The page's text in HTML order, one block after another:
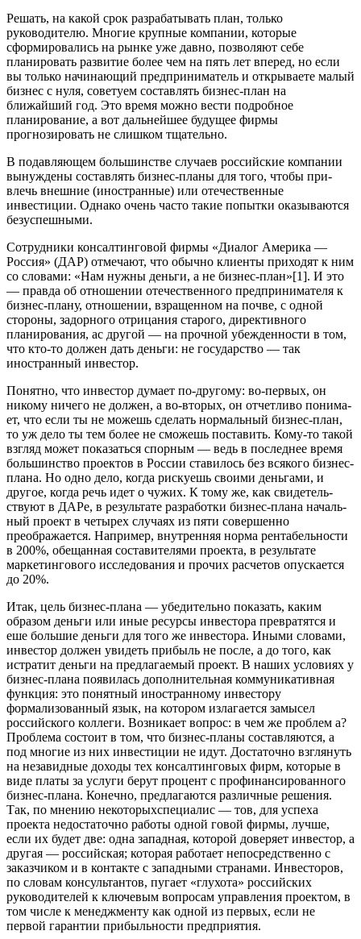
Решать, на какой срок разрабатывать план, только
руководителю. Многие крупные компании, которые
сформировались на рынке уже давно, позволяют себе
планировать развитие более чем на пять лет вперед, но если
вы только начинающий предприниматель и открываете малый
бизнес с нуля, советуем составлять бизнес-план на
ближайший год. Это время можно вести подробное
планирование, а вот дальнейшее будущее фирмы
прогнозировать не слишком тщательно.
В подавляющем большинстве случаев российские компа­нии
вынуждены составлять бизнес-планы для того, чтобы при­
влечь внешние (иностранные) или отечественные
инвестиции. Однако очень часто такие попытки оказываются
безуспешны­ми.
Сотрудники консалтинговой фирмы «Диалог Америка —
Россия» (ДАР) отмечают, что обычно клиенты приходят к ним
со словами: «Нам нужны деньги, а не бизнес-план»[1]. И это
— правда об отношении отечественного предпринимателя к
биз­нес-плану, отношении, взращенном на почве, с одной
сторо­ны, задорного отрицания старого, директивного
планирования, ас другой — на прочной убежденности в том,
что кто-то должен дать деньги: не государство — так
иностранный инвестор.
Понятно, что инвестор думает по-другому: во-первых, он
никому ничего не должен, а во-вторых, он отчетливо понима­
ет, что если ты не можешь сделать нормальный бизнес-план,
то уж дело ты тем более не сможешь поставить. Кому-то такой
взгляд может показаться спорным — ведь в последнее время
большинство проектов в России ставилось без всякого биз­нес-
плана. Но одно дело, когда рискуешь своими деньгами, и
другое, когда речь идет о чужих. К тому же, как свидетель­
ствуют в ДАРе, в результате разработки бизнес-плана началь­
ный проект в четырех случаях из пяти совершенно
преобража­ется. Например, внутренняя норма рентабельности
в 200%, обещанная составителями проекта, в результате
маркетинго­вого исследования и прочих расчетов опускается
до 20%.
Итак, цель бизнес-плана — убедительно показать, каким
образом деньги или иные ресурсы инвестора превратятся и
еше большие деньги для того же инвестора. Иными словами,
инве­стор должен увидеть прибыль не после, а до того, как
истратит деньги на предлагаемый проект. В наших условиях у
бизнес-пла­на появилась дополнительная коммуникативная
функция: это понятный иностранному инвестору
формализованный язык, на котором излагается замысел
российского коллеги. Возникает вопрос: в чем же проблем а?
Проблема состоит в том, что биз­нес-планы составляются, а
под многие из них инвестиции не идут. Достаточно взглянуть
на незавидные доходы тех консал­тинговых фирм, которые в
виде платы за услуги берут процент с профинансированного
бизнес-плана. Конечно, предлагают­ся различные решения.
Так, по мнению некоторыхспециалис — тов, для успеха
проекта недостаточно работы одной говой фирмы, лучше,
если их будет две: одна западная, которой доверяет инвестор, а
другая — российская; которая работает непосредственно с
заказчиком и в контакте с западными стра­нами. Инвесторов,
по словам консультантов, пугает «глухота» российских
руководителей к ключевым вопросам управления про­ектом, в
том числе к менеджменту как одной из первых, если не
первой гарантии прибыльности предприятия.